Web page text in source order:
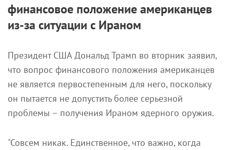
финансовое положение американцев
из-за ситуации с Ираном
Президент США Дональд Трамп во вторник заявил,
что вопрос финансового положения американцев
не является первостепенным для него, поскольку
он пытается не допустить более серьезной
проблемы – получения Ираном ядерного оружия.
"Совсем никак. Единственное, что важно, когда